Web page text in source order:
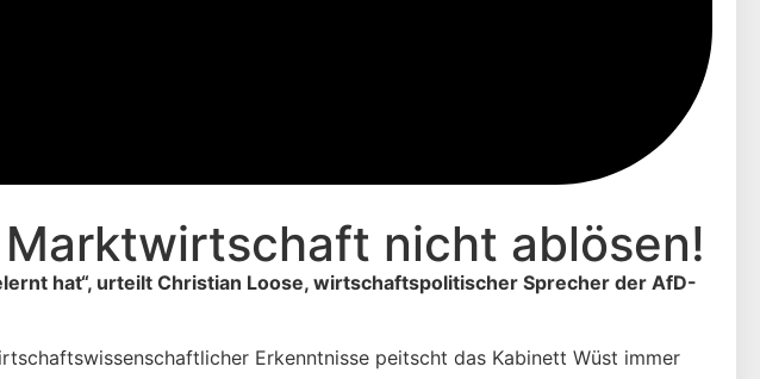
nicht ablösen!
hat“, urteilt Christian Loose, wirtschaftspolitischer Sprecher der AfD-
Erkenntnisse peitscht das Kabinett Wüst immer